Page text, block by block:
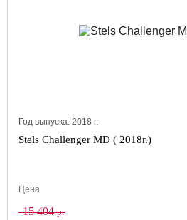
Год выпуска: 2018 г.
Stels Challenger MD ( 2018г.)
Цена
15 404р.